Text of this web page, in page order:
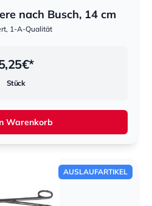
nach Busch, 14 cm
1-A-Qualität
€*
Stück
Warenkorb
AUSLAUFARTIKEL